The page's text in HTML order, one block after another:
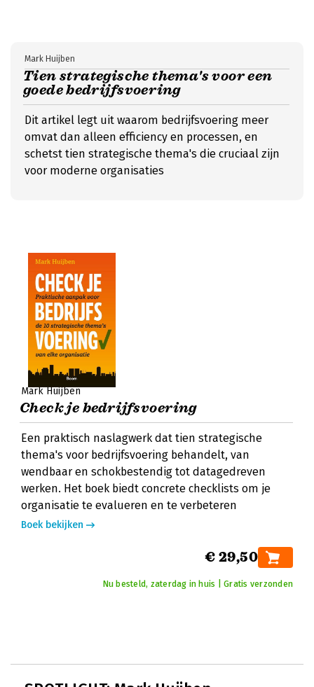
Tien strategische thema's voor een
goede bedrijfsvoering
Mark Huijben
Dit artikel legt uit waarom bedrijfsvoering meer
omvat dan alleen efficiency en processen, en
schetst tien strategische thema's die cruciaal zijn
voor moderne organisaties
Mark Huijben
Check je bedrijfsvoering
Een praktisch naslagwerk dat tien strategische
thema's voor bedrijfsvoering behandelt, van
wendbaar en schokbestendig tot datagedreven
werken. Het boek biedt concrete checklists om je
organisatie te evalueren en te verbeteren
Boek bekijken
€ 29,50
Nu besteld, zaterdag in huis | Gratis verzonden